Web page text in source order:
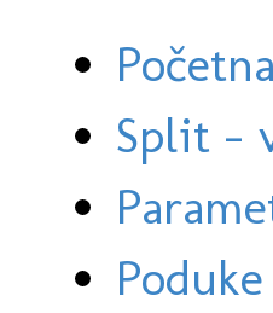
Split -